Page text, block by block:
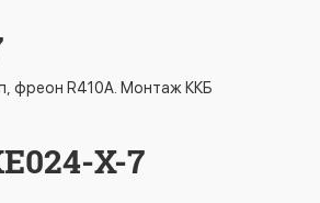
фреон R410A. Монтаж ККБ
X-7